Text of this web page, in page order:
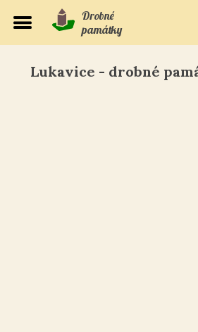
Drobné
památky
Lukavice - drobné